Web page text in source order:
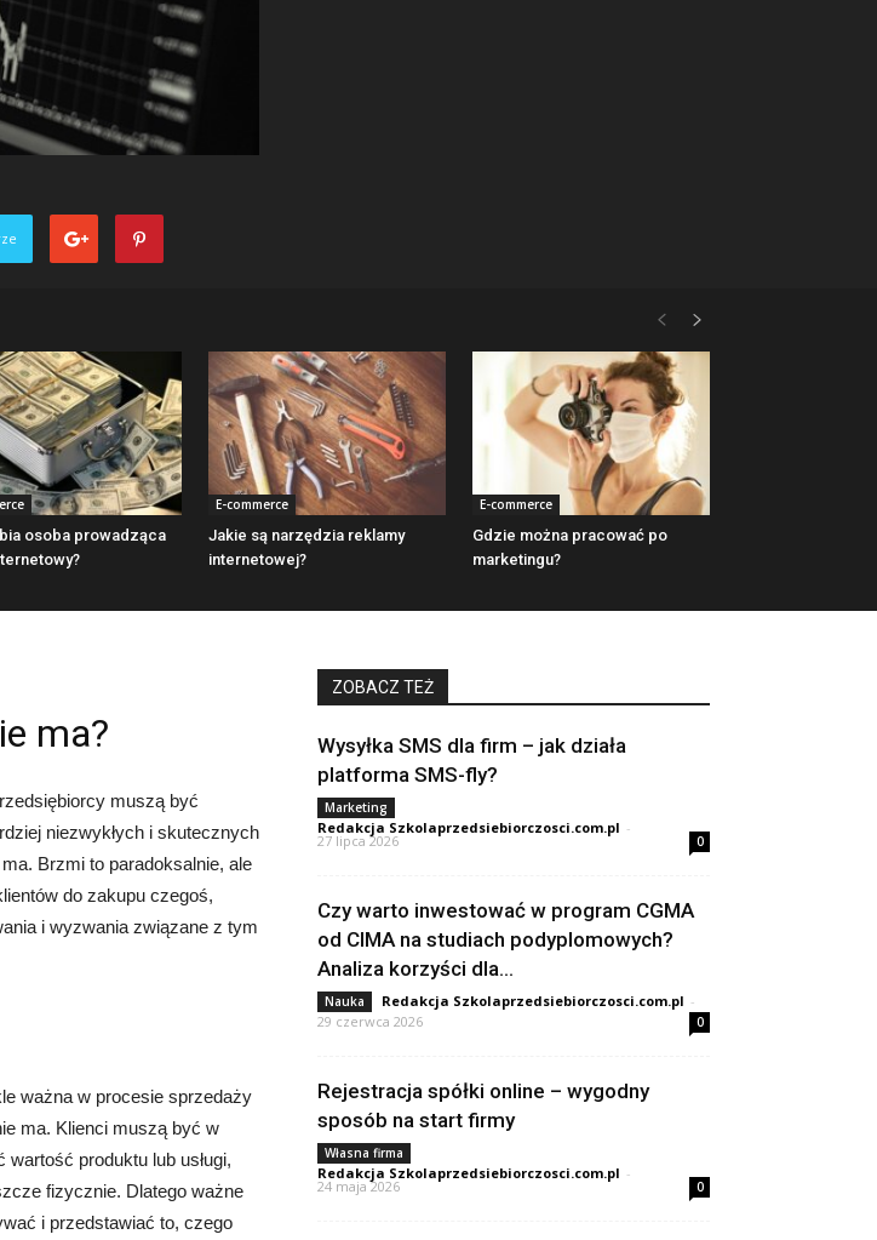
osoba prowadząca
E-commerce
Jakie są narzędzia reklamy
internetowej?
E-commerce
Gdzie można pracować po
marketingu?
ma?
muszą być
niezwykłych i skutecznych
Brzmi to paradoksalnie, ale
do zakupu czegoś,
i wyzwania związane z tym
ważna w procesie sprzedaży
ma. Klienci muszą być w
produktu lub usługi,
fizycznie. Dlatego ważne
i przedstawiać to, czego
ZOBACZ TEŻ
Wysyłka SMS dla firm – jak działa
platforma SMS-fly?
Marketing
Redakcja Szkolaprzedsiebiorczosci.com.pl -
27 lipca 2026 0
Czy warto inwestować w program CGMA
od CIMA na studiach podyplomowych?
Analiza korzyści dla...
Nauka Redakcja Szkolaprzedsiebiorczosci.com.pl -
29 czerwca 2026
0
Rejestracja spółki online – wygodny
sposób na start firmy
Własna firma
Redakcja Szkolaprzedsiebiorczosci.com.pl -
24 maja 2026 0